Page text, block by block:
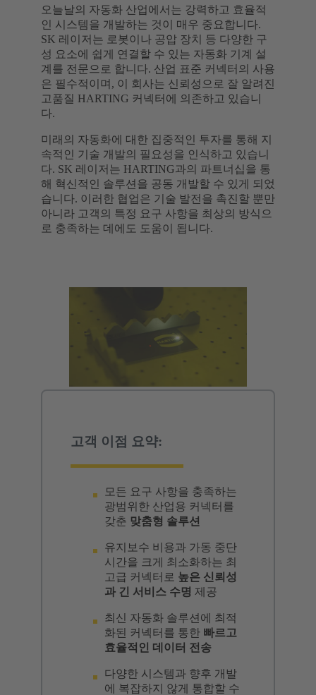
오늘날의 자동화 산업에서는 강력하고 효율적
인 시스템을 개발하는 것이 매우 중요합니다.
SK 레이저는 로봇이나 공압 장치 등 다양한 구
성 요소에 쉽게 연결할 수 있는 자동화 기계 설
계를 전문으로 합니다. 산업 표준 커넥터의 사용
은 필수적이며, 이 회사는 신뢰성으로 잘 알려진
고품질 HARTING 커넥터에 의존하고 있습니
다.
미래의 자동화에 대한 집중적인 투자를 통해 지
속적인 기술 개발의 필요성을 인식하고 있습니
다. SK 레이저는 HARTING과의 파트너십을 통
해 혁신적인 솔루션을 공동 개발할 수 있게 되었
습니다. 이러한 협업은 기술 발전을 촉진할 뿐만
아니라 고객의 특정 요구 사항을 최상의 방식으
로 충족하는 데에도 도움이 됩니다.
고객 이점 요약:
모든 요구 사항을 충족하는
광범위한 산업용 커넥터를
갖춘 맞춤형 솔루션
유지보수 비용과 가동 중단
시간을 크게 최소화하는 최
고급 커넥터로 높은 신뢰성
과 긴 서비스 수명 제공
최신 자동화 솔루션에 최적
화된 커넥터를 통한 빠르고
효율적인 데이터 전송
다양한 시스템과 향후 개발
에 복잡하지 않게 통합할 수